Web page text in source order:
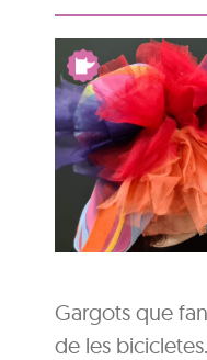
Gargots que
de les